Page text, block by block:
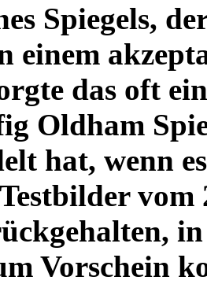
Spiegels,
einem
das oft
Oldham
hat, wenn
vom
Vorschein